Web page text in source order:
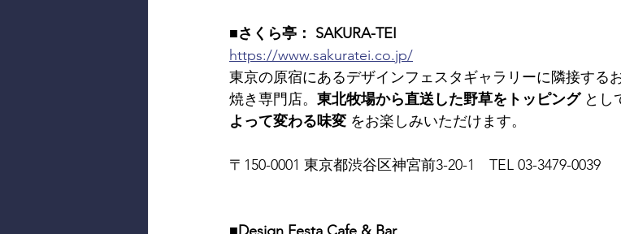
■さくら亭： SAKURA-TEI
https://www.sakuratei.co.jp/
東京の原宿にあるデザインフェスタギャラリーに隣接する
焼き専門店。 東北牧場から直送した野草をトッピング とし
よって変わる味変 をお楽しみいただけます。
〒150-0001 東京都渋谷区神宮前3-20-1　TEL 03-3479-0039